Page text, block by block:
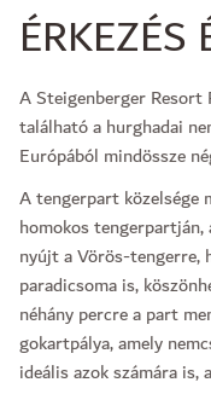
A Steigenberger Resort
található a hurghadai
Európából mindössze
A tengerpart közelsége
homokos
nyújt a Vörös-tengerre,
paradicsoma is,
néhány percre a part
gokartpálya, amely
ideális azok számára is,